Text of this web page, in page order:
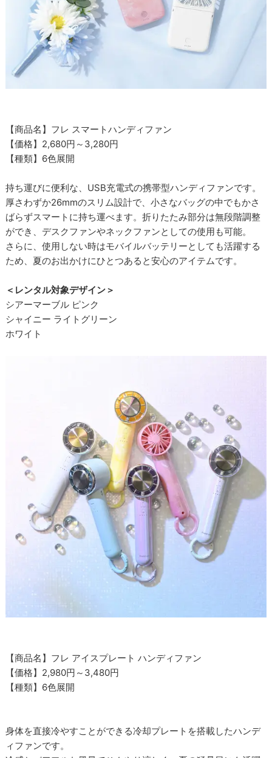
【商品名】フレ スマートハンディファン
【価格】2,680円～3,280円
【種類】6色展開
持ち運びに便利な、USB充電式の携帯型ハンディファンです。
厚さわずか26mmのスリム設計で、小さなバッグの中でもかさ
ばらずスマートに持ち運べます。折りたたみ部分は無段階調整
ができ、デスクファンやネックファンとしての使用も可能。
さらに、使用しない時はモバイルバッテリーとしても活躍する
ため、夏のお出かけにひとつあると安心のアイテムです。
＜レンタル対象デザイン＞
シアーマーブル ピンク
シャイニー ライトグリーン
ホワイト
【商品名】フレ アイスプレート ハンディファン
【価格】2,980円～3,480円
【種類】6色展開
身体を直接冷やすことができる冷却プレートを搭載したハンデ
ィファンです。